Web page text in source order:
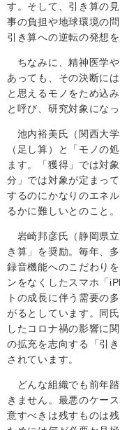
す。そして、引き算の
事の負担や地球環境の
引き算への逆転の発想
ちなみに、精神医学
あっても、その決断に
と思えるモノをため込
と呼び、研究対象にな
池内裕美氏（関西大学
（足し算）と「モノの
ます。「獲得」では対
分」では対象が定まっ
するのにかなりのエネ
るかに難しいとのこと。
岩崎邦彦氏（静岡県立
き算」を奨励。毎年、
録音機能へのこだわり
ンをなくしたスマホ「
トの成長に伴う需要の
がるとしています。同
したコロナ禍の影響に
の拡充を志向する「引
されています。
どんな組織でも前年
きません。最悪のケー
意すべきは残すものは